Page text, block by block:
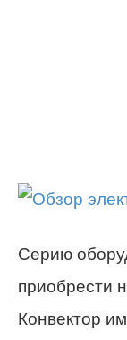
Серию
приобрести
Конвектор